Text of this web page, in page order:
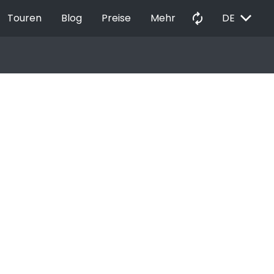
Touren Blog Preise Mehr autorenew DE EXPAND_MORE